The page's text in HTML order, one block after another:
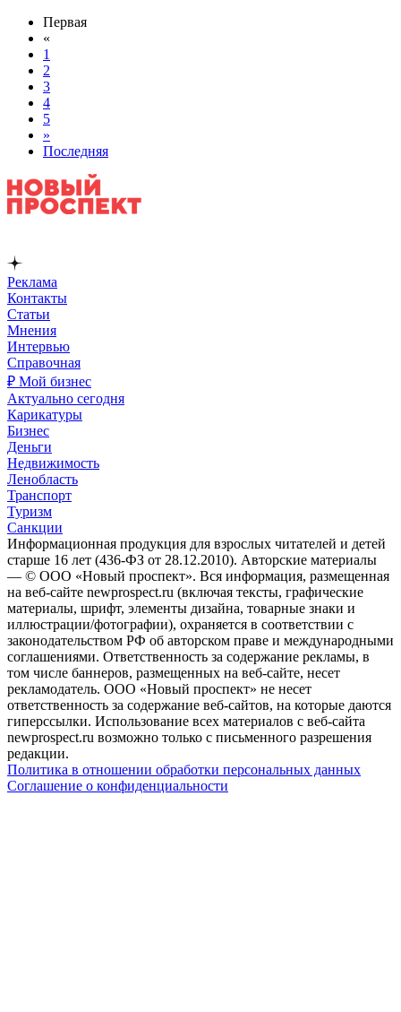
Первая
«
1
2
3
4
5
»
Последняя
Реклама
Контакты
Статьи
Мнения
Интервью
Справочная
₽ Мой бизнес
Актуально сегодня
Карикатуры
Бизнес
Деньги
Недвижимость
Ленобласть
Транспорт
Туризм
Санкции
Информационная продукция для взрослых читателей и детей
старше 16 лет (436-ФЗ от 28.12.2010). Авторские материалы
— © ООО «Новый проспект». Вся информация, размещенная
на веб-сайте newprospect.ru (включая тексты, графические
материалы, шрифт, элементы дизайна, товарные знаки и
иллюстрации/фотографии), охраняется в соответствии с
законодательством РФ об авторском праве и международными
соглашениями. Ответственность за содержание рекламы, в
том числе баннеров, размещенных на веб-сайте, несет
рекламодатель. ООО «Новый проспект» не несет
ответственность за содержание веб-сайтов, на которые даются
гиперссылки. Использование всех материалов с веб-сайта
newprospect.ru возможно только с письменного разрешения
редакции.
Политика в отношении обработки персональных данных
Соглашение о конфиденциальности